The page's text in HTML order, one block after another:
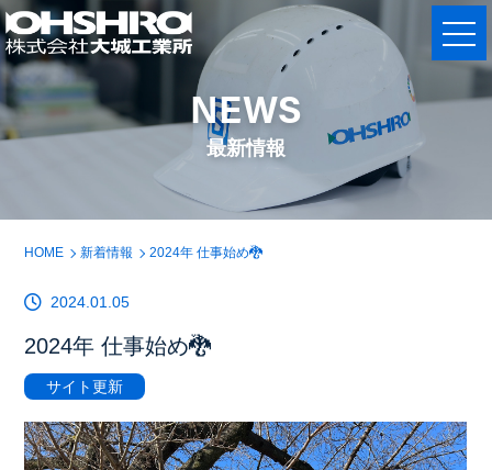
NEWS
最新情報
HOME 新着情報 2024年 仕事始め🐉
2024.01.05
2024年 仕事始め🐉
サイト更新